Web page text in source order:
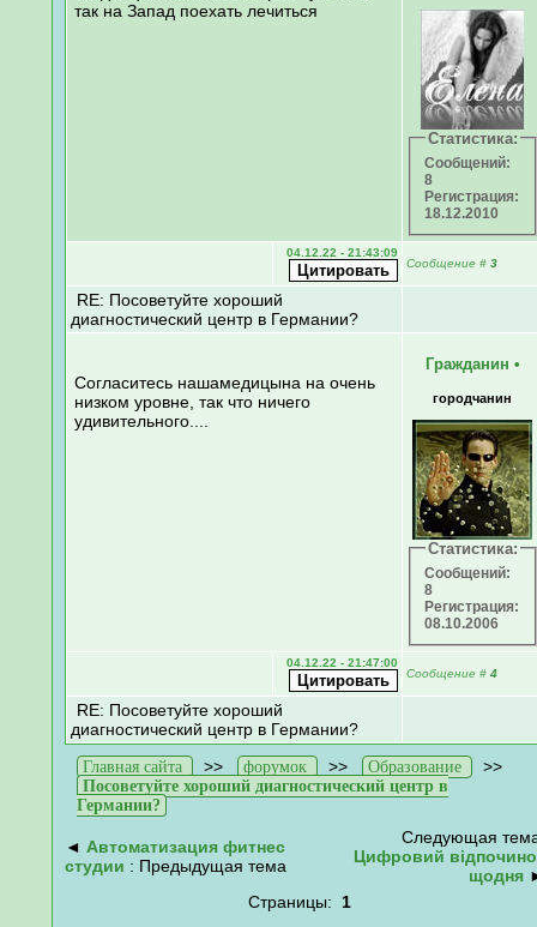
так на Запад поехать лечиться
Статистика:
Сообщений:
8
Регистрация:
18.12.2010
04.12.22 - 21:43:09
Сообщение # 3
RE: Посоветуйте хороший
диагностический центр в Германии?
Согласитесь нашамедицына на очень
низком уровне, так что ничего
удивительного....
Гражданин •
городчанин
Статистика:
Сообщений:
8
Регистрация:
08.10.2006
04.12.22 - 21:47:00
Сообщение # 4
RE: Посоветуйте хороший
диагностический центр в Германии?
Главная сайта >> форумок >> Образование >>
Посоветуйте хороший диагностический центр в
Германии?
◄ Автоматизация фитнес
студии : Предыдущая тема
Следующая
Цифровий
щодня
Страницы: 1